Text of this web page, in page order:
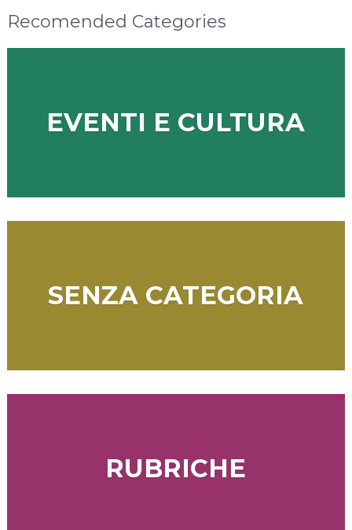
Recomended Categories
EVENTI E CULTURA
SENZA CATEGORIA
RUBRICHE